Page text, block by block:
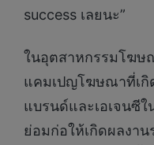
success เลยนะ”
ในอุตสาหกรรมโฆษ
แคมเปญโฆษณาที่เกิ
แบรนด์และเอเจนซี
ย่อมก่อให้เกิดผลงา